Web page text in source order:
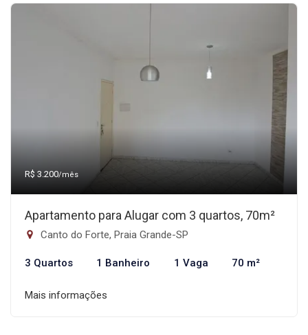
R$ 3.200/mês
Apartamento para Alugar com 3 quartos, 70m²
Canto do Forte, Praia Grande-SP
3 Quartos 1 Banheiro 1 Vaga 70 m²
Mais informações